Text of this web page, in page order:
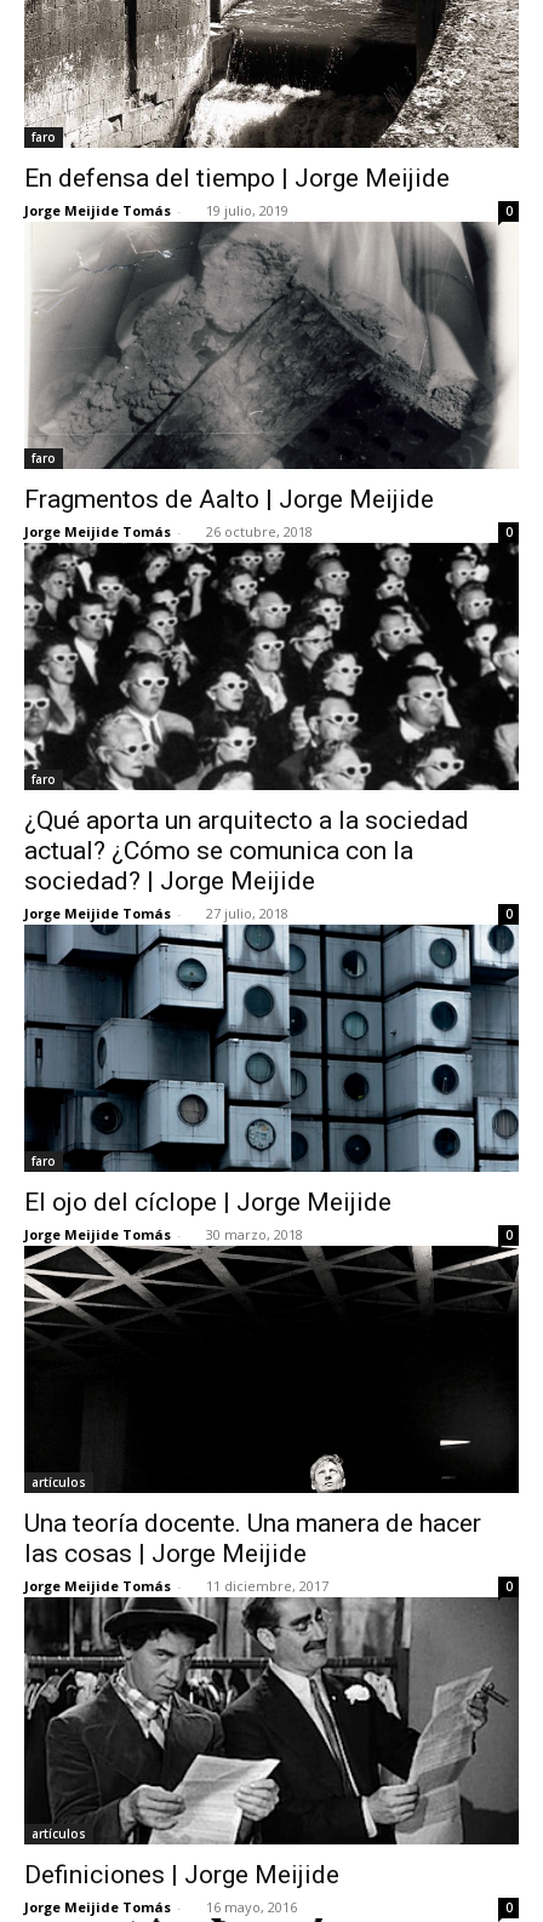
faro
En defensa del tiempo | Jorge Meijide
Jorge Meijide Tomás - 19 julio, 2019 0
faro
Fragmentos de Aalto | Jorge Meijide
Jorge Meijide Tomás - 26 octubre, 2018 0
faro
¿Qué aporta un arquitecto a la sociedad
actual? ¿Cómo se comunica con la
sociedad? | Jorge Meijide
Jorge Meijide Tomás - 27 julio, 2018 0
faro
El ojo del cíclope | Jorge Meijide
Jorge Meijide Tomás - 30 marzo, 2018 0
artículos
Una teoría docente. Una manera de hacer
las cosas | Jorge Meijide
Jorge Meijide Tomás - 11 diciembre, 2017 0
artículos
Definiciones | Jorge Meijide
Jorge Meijide Tomás - 16 mayo, 2016 0